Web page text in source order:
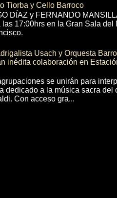
Tiorba y Cello Barroco
DÍAZ y FERNANDO
las 17:00hrs en la Gran Sala
Usach y Orquesta
inédita colaboración en
se unirán para
dedicado a la música sacra del
Con acceso gra...